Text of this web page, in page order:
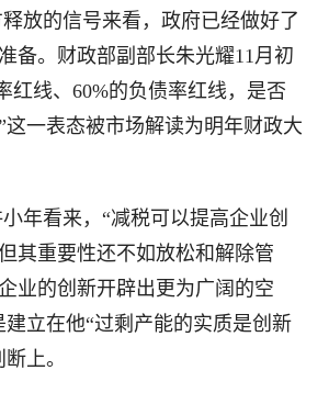
的信号来看，政府已经做好了
备。财政部副部长朱光耀11月初
红线、60%的负债率红线，是否
这一表态被市场解读为明年财政大
看来，“减税可以提高企业创
其重要性还不如放松和解除管
业的创新开辟出更为广阔的空
建立在他“过剩产能的实质是创新
上。